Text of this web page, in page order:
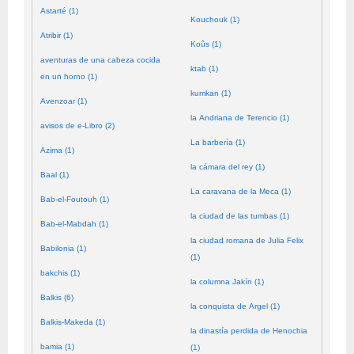
Astarté (1)
Atribir (1)
aventuras de una cabeza cocida
en un horno (1)
Avenzoar (1)
avisos de e-Libro (2)
Azima (1)
Baal (1)
Bab-el-Foutouh (1)
Bab-el-Mabdah (1)
Babilonia (1)
bakchis (1)
Balkis (6)
Balkis-Makeda (1)
bamia (1)
Kouchouk (1)
Koûs (1)
ktab (1)
kumkan (1)
la Andriana de Terencio (1)
La barbería (1)
la cámara del rey (1)
La caravana de la Meca (1)
la ciudad de las tumbas (1)
la ciudad romana de Julia Felix
(1)
la columna Jakín (1)
la conquista de Argel (1)
la dinastía perdida de Henochia
(1)